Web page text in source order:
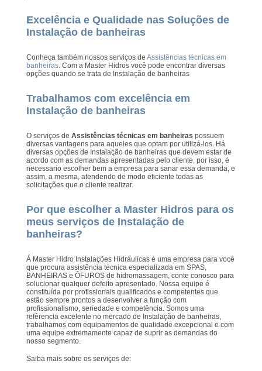
Excelência e Qualidade nas Soluções de
Instalação de banheiras
Conheça também nossos serviços de Assistências técnicas em
banheiras. Com a Master Hidros você pode encontrar diversas
opções quando se trata de Instalação de banheiras
Trabalhamos com excelência em
Instalação de banheiras
O serviços de Assistências técnicas em banheiras possuem
diversas vantagens para aqueles que optam por utilizá-los. Há
diversas opções de Instalação de banheiras que devem estar de
acordo com as demandas apresentadas pelo cliente, por isso, é
necessario escolher bem a empresa para sanar essa demanda, e
assim, a mesma, atendendo de modo eficiente todas as
solicitações que o cliente realizar.
Por que escolher a Master Hidros para os
meus serviços de Instalação de
banheiras?
Á Master Hidro Instalações Hidráulicas é uma empresa para você
que procura assistência técnica especializada em SPAS,
BANHEIRAS e ÔFUROS de hidromassagem, conte conosco para
solucionar qualquer defeito apresentado. Nossa equipe é
constituída por profissionais qualificados e competentes que
estão sempre prontos a desenvolver a função com
profissionalismo, seriedade e competência. Somos uma
refêrencia excelente no mercado de Instalação de banheiras,
trabalhamos com equipamentos de qualidade excepcional e com
uma equipe extremamente capaz de suprir as demandas do
nosso segmento.
Saiba mais sobre os serviços de: